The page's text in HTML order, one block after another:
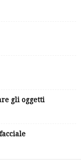
gli oggetti